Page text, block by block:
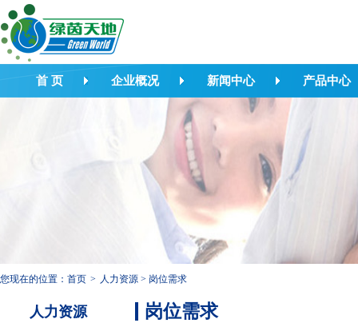
首 页 企业概况 新闻中心 产品中心
您现在的位置： 首页 > 人力资源 > 岗位需求
人力资源 岗位需求